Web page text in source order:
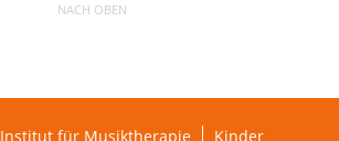
NACH OBEN
Institut für Musiktherapie Kinder